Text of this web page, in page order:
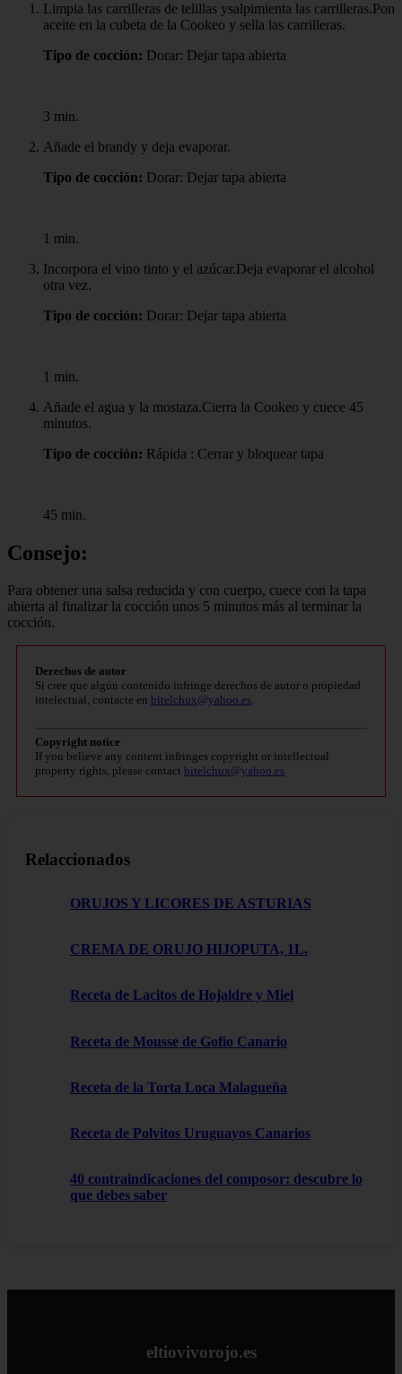
Limpia las carrilleras de telillas ysalpimienta las carrilleras.Pon
aceite en la cubeta de la Cookeo y sella las carrilleras.
Tipo de cocción: Dorar: Dejar tapa abierta
3 min.
Añade el brandy y deja evaporar.
Tipo de cocción: Dorar: Dejar tapa abierta
1 min.
Incorpora el vino tinto y el azúcar.Deja evaporar el alcohol
otra vez.
Tipo de cocción: Dorar: Dejar tapa abierta
1 min.
Añade el agua y la mostaza.Cierra la Cookeo y cuece 45
minutos.
Tipo de cocción: Rápida : Cerrar y bloquear tapa
45 min.
Consejo:
Para obtener una salsa reducida y con cuerpo, cuece con la tapa
abierta al finalizar la cocción unos 5 minutos más al terminar la
cocción.
Derechos de autor
Si cree que algún contenido infringe derechos de autor o propiedad
intelectual, contacte en bitelchux@yahoo.es.
Copyright notice
If you believe any content infringes copyright or intellectual
property rights, please contact bitelchux@yahoo.es.
Relaccionados
ORUJOS Y LICORES DE ASTURIAS
CREMA DE ORUJO HIJOPUTA, 1L.
Receta de Lacitos de Hojaldre y Miel
Receta de Mousse de Gofio Canario
Receta de la Torta Loca Malagueña
Receta de Polvitos Uruguayos Canarios
40 contraindicaciones del composor: descubre lo
que debes saber
eltiovivorojo.es